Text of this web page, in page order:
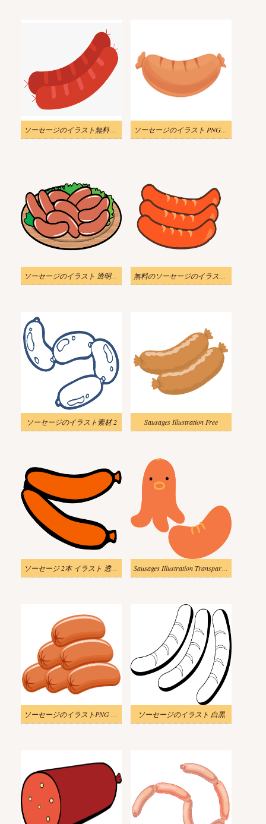
ソーセージのイラスト無料画像 ソーセージのイラスト PNG イメージ 4
ソーセージのイラスト 透明 PNG 無料のソーセージのイラスト 透明な背景
ソーセージのイラスト素材 2 Sausages Illustration Free
ソーセージ 2本 イラスト 透過無料 Sausages Illustration Transparent Picture
ソーセージのイラストPNG 写真 ソーセージのイラスト 白黒